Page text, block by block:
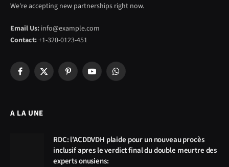
We're accepting new partnerships right now.
Email Us: info@example.com
Contact:+1-320-0123-451
Facebook
X
PinterestYouTubeWhatsApp
A LA UNE
RDC: l’ACDDVDH plaide pour un nouveau procès
inclusif apres le verdict final du double meurtre des
experts onusiens: